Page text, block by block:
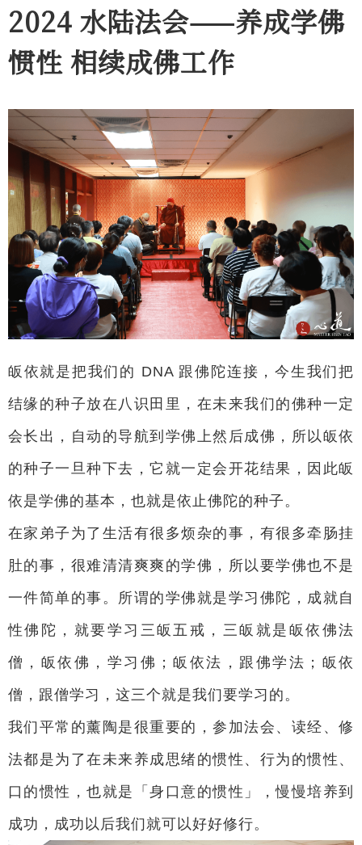
2024 水陆法会——养成学佛
惯性 相续成佛工作
皈依就是把我们的 DNA 跟佛陀连接，今生我们把
结缘的种子放在八识田里，在未来我们的佛种一定
会长出，自动的导航到学佛上然后成佛，所以皈依
的种子一旦种下去，它就一定会开花结果，因此皈
依是学佛的基本，也就是依止佛陀的种子。
在家弟子为了生活有很多烦杂的事，有很多牵肠挂
肚的事，很难清清爽爽的学佛，所以要学佛也不是
一件简单的事。所谓的学佛就是学习佛陀，成就自
性佛陀，就要学习三皈五戒，三皈就是皈依佛法
僧，皈依佛，学习佛；皈依法，跟佛学法；皈依
僧，跟僧学习，这三个就是我们要学习的。
我们平常的薰陶是很重要的，参加法会、读经、修
法都是为了在未来养成思绪的惯性、行为的惯性、
口的惯性，也就是「身口意的惯性」，慢慢培养到
成功，成功以后我们就可以好好修行。